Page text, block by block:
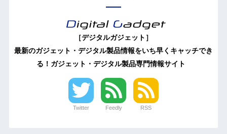
［デジタルガジェット］
最新のガジェット・デジタル製品情報をいち早くキャッチでき
る！ガジェット・デジタル製品専門情報サイト
Twitter Feedly RSS